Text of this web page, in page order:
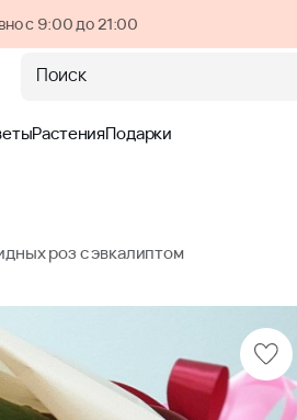
с 9:00 до 21:00
Поиск
РастенияПодарки
роз с эвкалиптом